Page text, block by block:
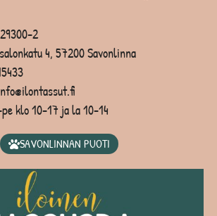
2
4, 57200 Savonlinna
klo 10-17 ja la 10-14
SAVONLINNAN PUOTI